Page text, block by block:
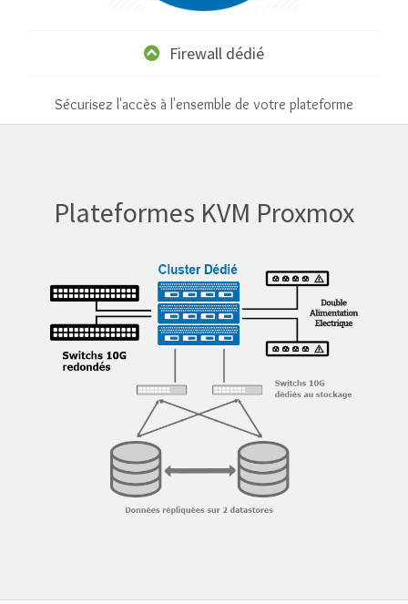
Firewall dédié
Sécurisez l'accès à l'ensemble de votre plateforme
Plateformes KVM Proxmox